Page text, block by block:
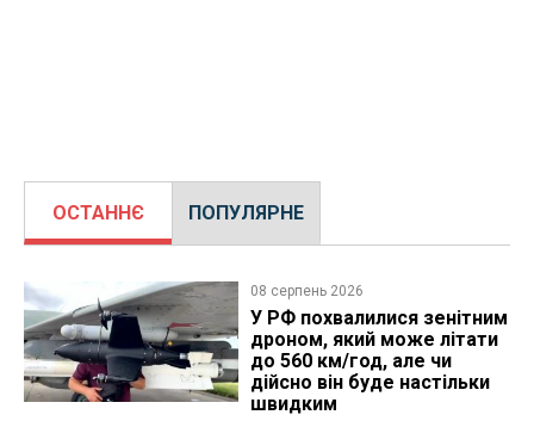
ОСТАННЄ ПОПУЛЯРНЕ
08 серпень 2026
У РФ похвалилися зенітним
дроном, який може літати
до 560 км/год, але чи
дійсно він буде настільки
швидким